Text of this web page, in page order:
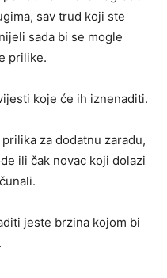
sav trud koji ste
sada bi se mogle
prilike.
koje će ih iznenaditi.
za dodatnu zaradu,
ili čak novac koji dolazi
jeste brzina kojom bi